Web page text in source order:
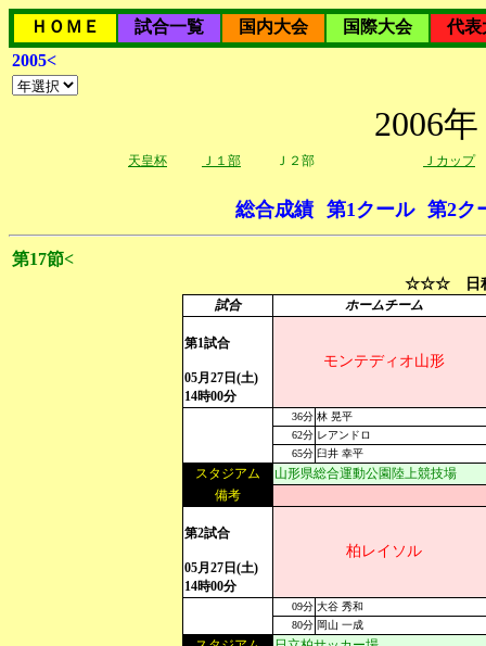
ＨＯＭＥ 試合一覧 国内大会 国際大会
代表
2005<
2006
天皇杯 Ｊ１部 Ｊ２部 Ｊカップ
総合成績 第1クール 第2ク
第17節<
☆☆☆ 日
試合 ホームチーム
第1試合
05月27日(土)
14時00分
モンテディオ山形
36分 林 晃平
62分 レアンドロ
65分 臼井 幸平
スタジアム
山形県総合運動公園陸上競技場
備考
第2試合
05月27日(土)
14時00分
柏レイソル
09分 大谷 秀和
80分 岡山 一成